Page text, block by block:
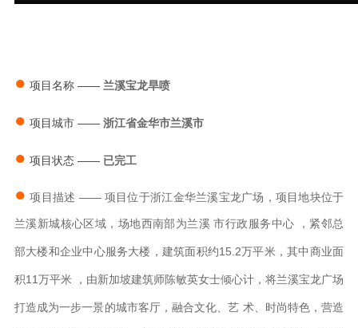
● 项目名称 —— 兰溪宝龙旱喷
● 项目城市—— 浙江省金华市兰溪市
● 项目状态—— 已完工
● 项目描述 —— 项目位于浙江金华兰溪宝龙广场，项目地块位于
兰溪新城核心区域，场地西南部为兰溪 市行政服务中心 ， 紧邻总
部大楼和企业中心服务大楼，建筑面积约15.2万平米，其中商业面
积11万平米 ，由新加坡建筑师陈敏英女士倾心计，将兰溪宝龙广场
打造成为一步一景的城市客厅，融合文化、艺 术、时尚特色，营造